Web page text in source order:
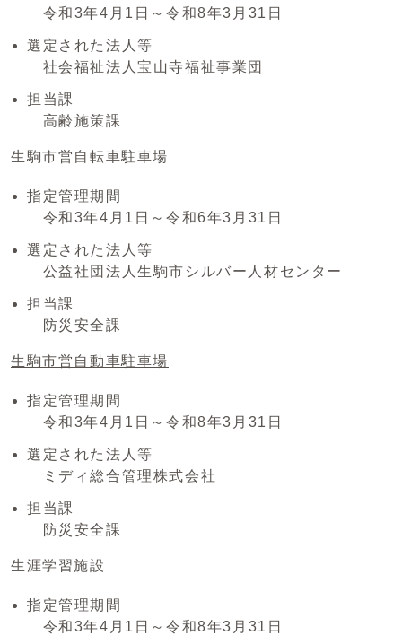
令和3年4月1日～令和8年3月31日
選定された法人等
社会福祉法人宝山寺福祉事業団
担当課
高齢施策課
生駒市営自転車駐車場
指定管理期間
令和3年4月1日～令和6年3月31日
選定された法人等
公益社団法人生駒市シルバー人材センター
担当課
防災安全課
生駒市営自動車駐車場
指定管理期間
令和3年4月1日～令和8年3月31日
選定された法人等
ミディ総合管理株式会社
担当課
防災安全課
生涯学習施設
指定管理期間
令和3年4月1日～令和8年3月31日